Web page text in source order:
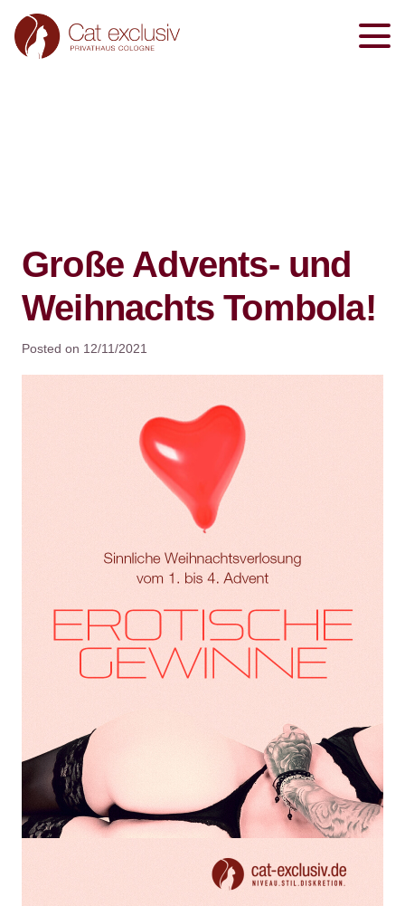
Große Advents- und
Weihnachts Tombola!
Posted on 12/11/2021